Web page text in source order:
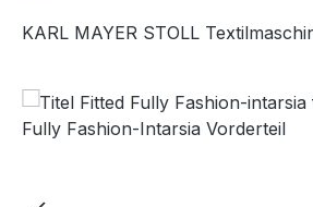
KARL MAYER STOLL
Ignorer la galerie d'images